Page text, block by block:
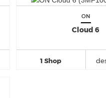
ON
Cloud 6
1 Shop